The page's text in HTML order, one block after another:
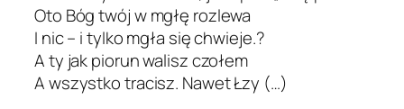
Oto Bóg twój w mgłę rozlewa
I nic – i tylko mgła się chwieje.?
A ty jak piorun walisz czołem
A wszystko tracisz. Nawet Łzy (…)